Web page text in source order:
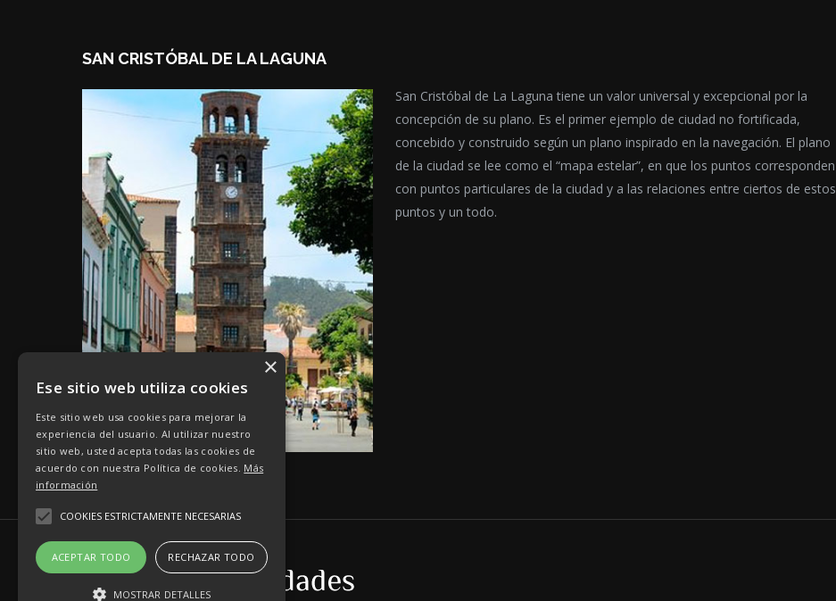
SAN CRISTÓBAL DE LA LAGUNA
San Cristóbal de La Laguna tiene un valor universal y excepcional por la
concepción de su plano. Es el primer ejemplo de ciudad no fortificada,
concebido y construido según un plano inspirado en la navegación. El plano
de la ciudad se lee como el “mapa estelar”, en que los puntos corresponden
con puntos particulares de la ciudad y a las relaciones entre ciertos de estos
puntos y un todo.
×
Ese sitio web utiliza cookies
Este sitio web usa cookies para mejorar la
experiencia del usuario. Al utilizar nuestro
sitio web, usted acepta todas las cookies de
acuerdo con nuestra Política de cookies. Más
información
COOKIES ESTRICTAMENTE NECESARIAS
ACEPTAR TODO RECHAZAR TODO
MOSTRAR DETALLES